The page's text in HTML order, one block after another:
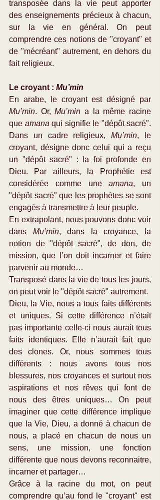
transposée dans la vie peut apporter
des enseignements précieux à chacun,
sur la vie en général. On peut
comprendre ces notions de "croyant" et
de "mécréant" autrement, en dehors du
fait religieux.
Le croyant : Mu’min
Mu’min. Or, Mu’min a la même racine
que amana qui signifie le "dépôt sacré".
Dans un cadre religieux, Mu’min, le
croyant, désigne donc celui qui a reçu
un "dépôt sacré" : la foi profonde en
Dieu. Par ailleurs, la Prophétie est
considérée comme une amana, un
"dépôt sacré" que les prophètes se sont
engagés à transmettre à leur peuple.
En extrapolant, nous pouvons donc voir
dans Mu’min, dans la croyance, la
notion de "dépôt sacré", de don, de
mission, que l’on doit incarner et faire
parvenir au monde…
Transposé dans la vie de tous les jours,
on peut voir le "dépôt sacré" autrement.
Dieu, la Vie, nous a tous faits différents
et uniques. Si cette différence n’était
pas importante celle-ci nous aurait tous
faits identiques. Elle n’aurait fait que
des clones. Or, nous sommes tous
différents : nous avons tous nos
blessures, nos croyances et surtout nos
aspirations et nos rêves qui font de
nous des êtres uniques… On peut
imaginer que cette différence implique
que la Vie, Dieu, a donné à chacun de
nous, a placé en chacun de nous un
sens, une mission, une fonction
différente que nous devons reconnaitre,
incarner et partager…
Grâce à la racine du mot, on peut
comprendre qu’au fond le "croyant" est